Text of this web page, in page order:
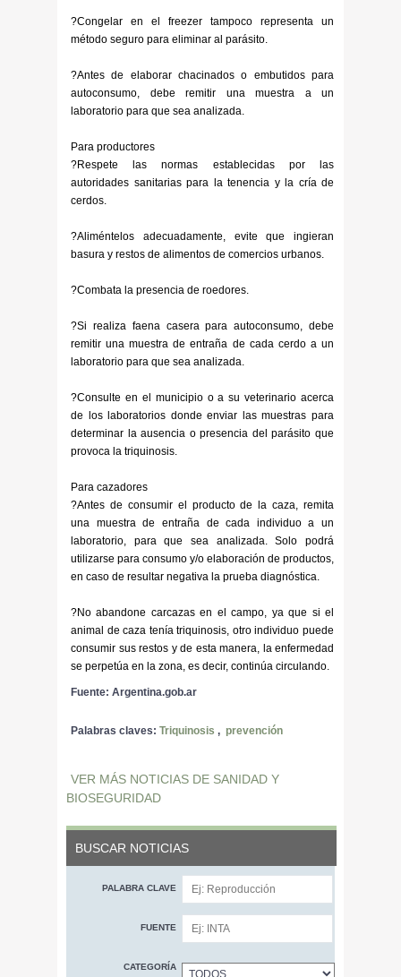
?Congelar en el freezer tampoco representa un
método seguro para eliminar al parásito.
?Antes de elaborar chacinados o embutidos para
autoconsumo, debe remitir una muestra a un
laboratorio para que sea analizada.
Para productores
?Respete las normas establecidas por las
autoridades sanitarias para la tenencia y la cría de
cerdos.
?Aliméntelos adecuadamente, evite que ingieran
basura y restos de alimentos de comercios urbanos.
?Combata la presencia de roedores.
?Si realiza faena casera para autoconsumo, debe
remitir una muestra de entraña de cada cerdo a un
laboratorio para que sea analizada.
?Consulte en el municipio o a su veterinario acerca
de los laboratorios donde enviar las muestras para
determinar la ausencia o presencia del parásito que
provoca la triquinosis.
Para cazadores
?Antes de consumir el producto de la caza, remita
una muestra de entraña de cada individuo a un
laboratorio, para que sea analizada. Solo podrá
utilizarse para consumo y/o elaboración de productos,
en caso de resultar negativa la prueba diagnóstica.
?No abandone carcazas en el campo, ya que si el
animal de caza tenía triquinosis, otro individuo puede
consumir sus restos y de esta manera, la enfermedad
se perpetúa en la zona, es decir, continúa circulando.
Fuente: Argentina.gob.ar
Palabras claves: Triquinosis , prevención
VER MÁS NOTICIAS DE SANIDAD Y
BIOSEGURIDAD
BUSCAR NOTICIAS
PALABRA CLAVE
FUENTE
CATEGORÍA